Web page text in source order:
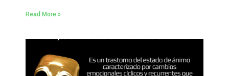
Read More »